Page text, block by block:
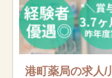
港町薬局の求人/